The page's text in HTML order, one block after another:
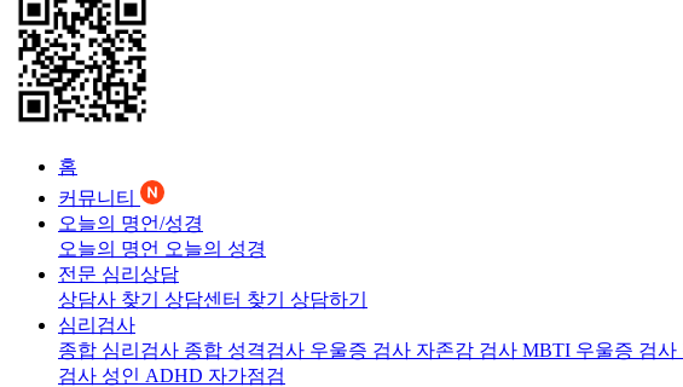
홈
커뮤니티
오늘의 명언/성경
오늘의 명언 오늘의 성경
전문 심리상담
상담사 찾기 상담센터 찾기 상담하기
심리검사
종합 심리검사 종합 성격검사 우울증 검사 자존감 검사 MBTI 우울증 검사
검사 성인 ADHD 자가점검